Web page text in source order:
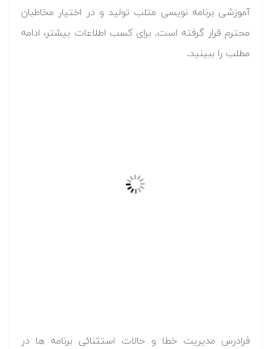
آموزشی برنامه نویسی متلب تولید و در اختیار مخاطبان
محترم قرار گرفته است. برای کسب اطلاعات بیشتر، ادامه
مطلب را ببینید.
فرادرس مدیریت خطا و حالات استثنائی برنامه ها در